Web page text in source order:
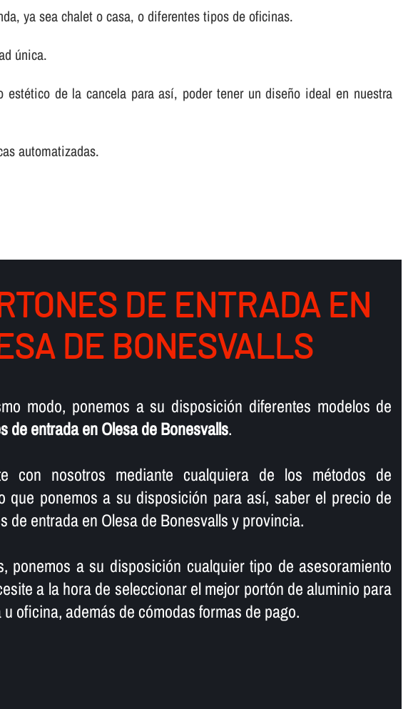
ya sea chalet o casa, o diferentes tipos de oficinas.
única.
de la cancela para así­, poder tener un diseño ideal en nuestra
automatizadas.
DE ENTRADA EN
DE BONESVALLS
modo, ponemos a su disposición diferentes modelos de
de entrada en Olesa de Bonesvalls.
con nosotros mediante cualquiera de los métodos de
que ponemos a su disposición para así­, saber el precio de
de entrada en Olesa de Bonesvalls y provincia.
ponemos a su disposición cualquier tipo de asesoramiento
a la hora de seleccionar el mejor portón de aluminio para
oficina, además de cómodas formas de pago.